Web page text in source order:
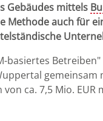
Gebäudes mittels
Methode auch für
basiertes
gemeinsam
ca. 7,5 Mio.